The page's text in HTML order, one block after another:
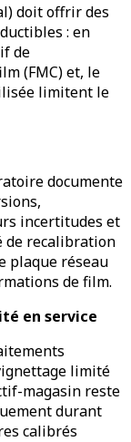
doit offrir des
: en
de
(FMC) et, le
limitent le
documente
incertitudes et
de recalibration
plaque réseau
de film.
en service
limité
magasin reste
durant
calibrés